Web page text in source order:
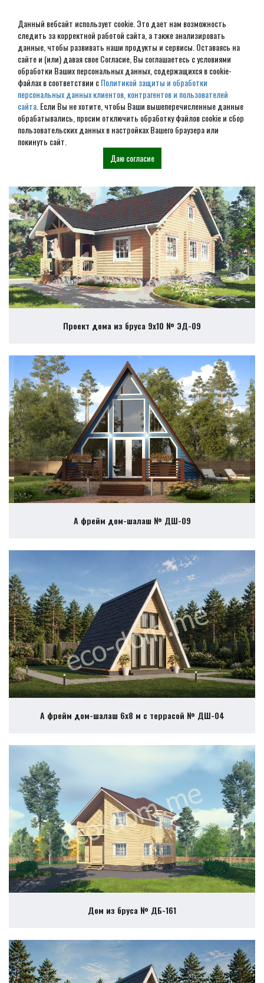
Данный вебсайт использует cookie. Это дает нам возможность
следить за корректной работой сайта, а также анализировать
данные, чтобы развивать наши продукты и сервисы. Оставаясь на
сайте и (или) давая свое Согласие, Вы соглашаетесь с условиями
обработки Ваших персональных данных, содержащихся в cookie-
файлах в соответствии сПолитикой защиты и обработки
персональных данных клиентов, контрагентов и пользователей
сайта . Если Вы не хотите, чтобы Ваши вышеперечисленные данные
обрабатывались, просим отключить обработку файлов cookie и сбор
пользовательских данных в настройках Вашего браузера или
покинуть сайт.
Даю согласие
Дом из бруса под ключ в
Подольске
Наши проекты
Проект дома из бруса 9х10 № ЭД-09
А фрейм дом-шалаш № ДШ-09
А фрейм дом-шалаш 6х8 м с террасой № ДШ-04
Дом из бруса № ДБ-161